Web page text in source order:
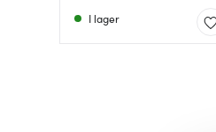
I lager